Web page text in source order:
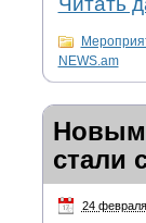
NEWS.am
стали
24